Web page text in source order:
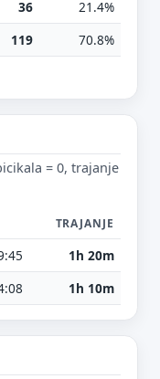
36
21.4%
119 70.8%
= 0, trajanje
TRAJANJE
1h 20m
1h 10m
poslati i anonimno.
Pošalji